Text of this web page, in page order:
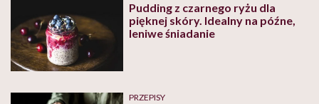
Pudding z czarnego ryżu dla
pięknej skóry. Idealny na późne,
leniwe śniadanie
PRZEPISY